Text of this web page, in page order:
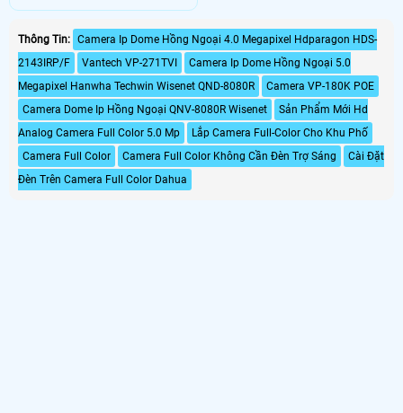
qua các đèn hồng ngoại thông minh
điều kiện ánh sáng yếu hoặc tối.
Camera Dahua DH-SD2A200HB-GN-
AW-PV-S2 được thiết kế để sử dụng
trong nhà và ngoài trời với khả năng
chống thời tiết, chống nước, bụi, chịu
được các điều kiện thời tiết khắc
nghiệt
Thông Tin: Camera Ip Dome Hồng Ngoại 4.0 Megapixel Hdparagon HDS-
2143IRP/F
Vantech VP-271TVI
Camera Ip Dome Hồng Ngoại 5.0
Megapixel Hanwha Techwin Wisenet QND-8080R
Camera VP-180K POE
Camera Dome Ip Hồng Ngoại QNV-8080R Wisenet
Sản Phẩm Mới Hd
Analog Camera Full Color 5.0 Mp
Lắp Camera Full-Color Cho Khu Phố
Camera Full Color
Camera Full Color Không Cần Đèn Trợ Sáng
Cài Đặt
Đèn Trên Camera Full Color Dahua